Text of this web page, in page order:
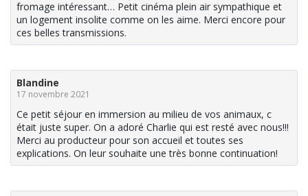
fromage intéressant… Petit cinéma plein air sympathique et
un logement insolite comme on les aime. Merci encore pour
ces belles transmissions.
Blandine
17 novembre 2021
Ce petit séjour en immersion au milieu de vos animaux, c
était juste super. On a adoré Charlie qui est resté avec nous!!!
Merci au producteur pour son accueil et toutes ses
explications. On leur souhaite une très bonne continuation!